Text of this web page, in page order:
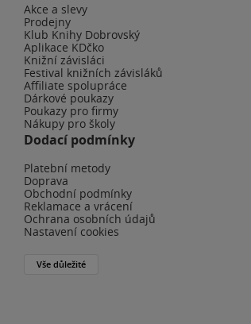
Akce a slevy
Prodejny
Klub Knihy Dobrovský
Aplikace KDčko
Knižní závisláci
Festival knižních závisláků
Affiliate spolupráce
Dárkové poukazy
Poukazy pro firmy
Nákupy pro školy
Dodací podmínky
Platební metody
Doprava
Obchodní podmínky
Reklamace a vrácení
Ochrana osobních údajů
Nastavení cookies
Vše důležité